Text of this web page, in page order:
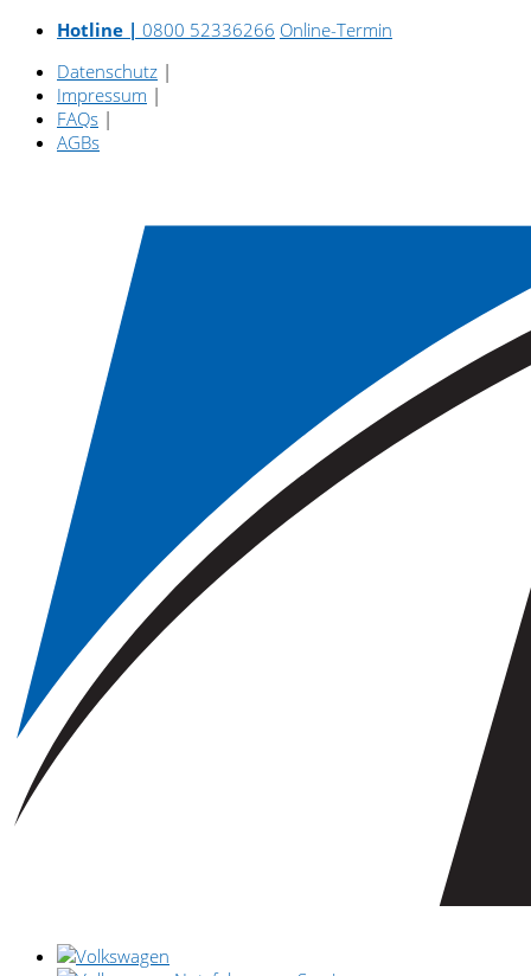
Hotline | 0800 52336266 Online-Termin
Datenschutz |
Impressum |
FAQs |
AGBs